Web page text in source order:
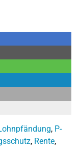
, P-
, Rente,